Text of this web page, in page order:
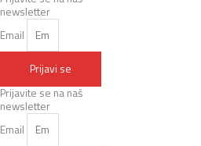
newsletter
Email
Prijavi se
Prijavite se na naš
newsletter
Email